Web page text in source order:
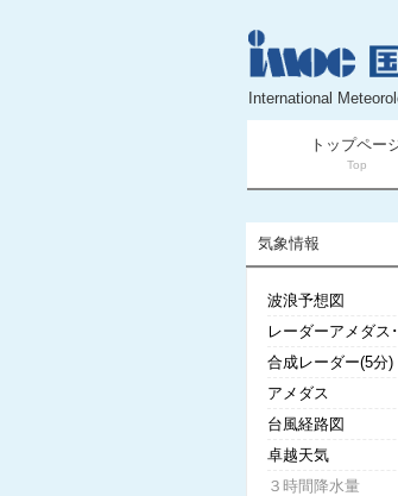
International
トップペー
Top
気象情報
波浪予想図
レーダーアメダス
合成レーダー(5分)
アメダス
台風経路図
卓越天気
３時間降水量